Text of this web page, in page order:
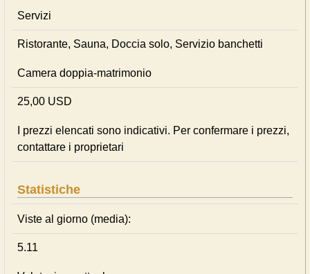
Servizi
Ristorante, Sauna, Doccia solo, Servizio banchetti
Camera doppia-matrimonio
25,00 USD
I prezzi elencati sono indicativi. Per confermare i prezzi,
contattare i proprietari
Statistiche
Viste al giorno (media):
5.11